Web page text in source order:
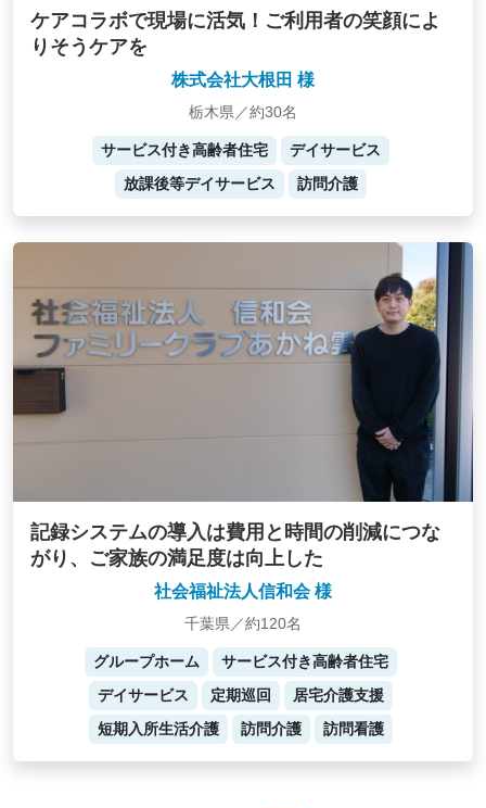
ケアコラボで現場に活気！ご利用者の笑顔によ
りそうケアを
株式会社大根田 様
栃木県／約30名
サービス付き高齢者住宅
デイサービス
放課後等デイサービス
訪問介護
記録システムの導入は費用と時間の削減につな
がり、ご家族の満足度は向上した
社会福祉法人信和会 様
千葉県／約120名
グループホーム
サービス付き高齢者住宅
デイサービス
定期巡回
居宅介護支援
短期入所生活介護
訪問介護 訪問看護